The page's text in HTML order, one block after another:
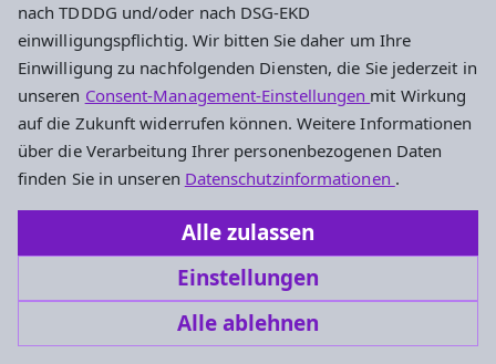
nach TDDDG und/oder nach DSG-EKD
einwilligungspflichtig. Wir bitten Sie daher um Ihre
Einwilligung zu nachfolgenden Diensten, die Sie jederzeit in
unseren Consent-Management-Einstellungen mit Wirkung
auf die Zukunft widerrufen können. Weitere Informationen
über die Verarbeitung Ihrer personenbezogenen Daten
finden Sie in unseren Datenschutzinformationen .
Alle zulassen
Einstellungen
Alle ablehnen
Lothar Püschel
Pfarrer Michael Graebsch
Abendgottesdienst vom 21.02.2026 als
Audio-Podcast
Liebe Gemeinde,
herzliche Einladung zum Abendgottesdienst